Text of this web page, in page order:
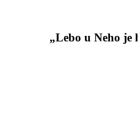
„Lebo u Neho je